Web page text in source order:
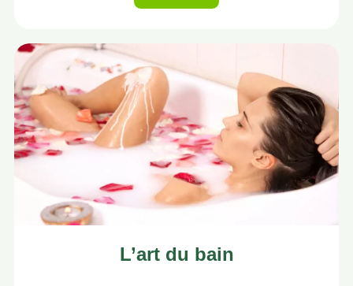
L’art du bain